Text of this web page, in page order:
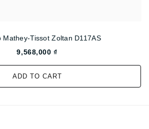
Mathey-Tissot Zoltan D117AS
9,568,000 ₫
ADD TO CART